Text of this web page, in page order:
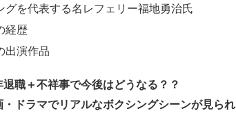
グを代表する名レフェリー福地勇治氏
経歴
出演作品
職＋不祥事で今後はどうなる？？
ドラマでリアルなボクシングシーンが見ら